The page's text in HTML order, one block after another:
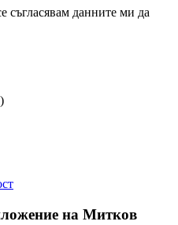
съгласявам данните ми да
на Митков